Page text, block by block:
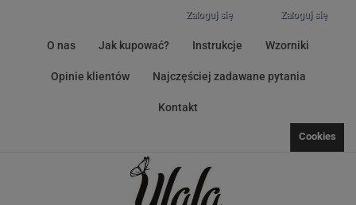
Zaloguj się
Zaloguj się
O nas Jak kupować? Instrukcje Wzorniki
Opinie klientów Najczęściej zadawane pytania
Kontakt
Cookies